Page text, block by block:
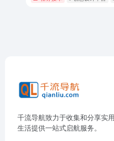
千流导航致力于收集和分享实
生活提供一站式启航服务。